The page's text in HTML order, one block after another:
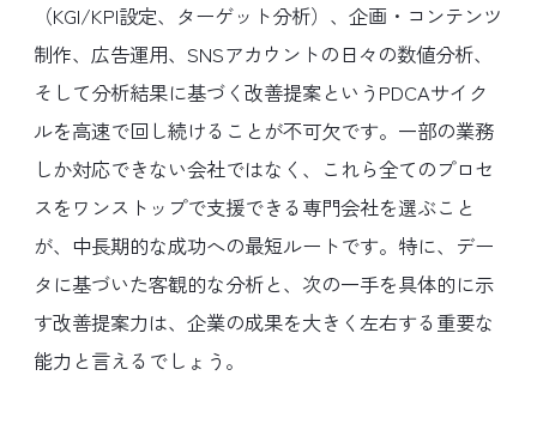
（KGI/KPI設定、ターゲット分析）、企画・コンテンツ
制作、広告運用、SNSアカウントの日々の数値分析、
そして分析結果に基づく改善提案というPDCAサイク
ルを高速で回し続けることが不可欠です。一部の業務
しか対応できない会社ではなく、これら全てのプロセ
スをワンストップで支援できる専門会社を選ぶこと
が、中長期的な成功への最短ルートです。特に、デー
タに基づいた客観的な分析と、次の一手を具体的に示
す改善提案力は、企業の成果を大きく左右する重要な
能力と言えるでしょう。